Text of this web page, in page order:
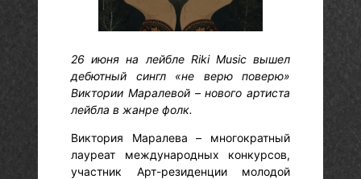
26 июня на лейбле Riki Music вышел
дебютный сингл «не верю поверю»
Виктории Маралевой – нового артиста
лейбла в жанре фолк.
Виктория Маралева – многократный
лауреат международных конкурсов,
участник Арт-резиденции молодой